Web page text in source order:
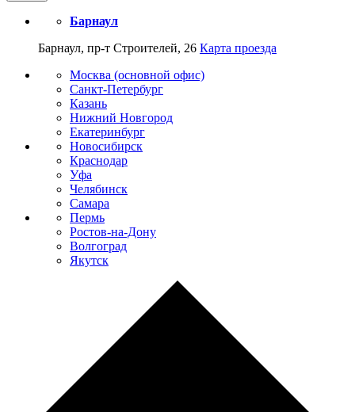
Барнаул
Барнаул, пр-т Строителей, 26 Карта проезда
Москва (основной офис)
Санкт-Петербург
Казань
Нижний Новгород
Екатеринбург
Новосибирск
Краснодар
Уфа
Челябинск
Самара
Пермь
Ростов-на-Дону
Волгоград
Якутск